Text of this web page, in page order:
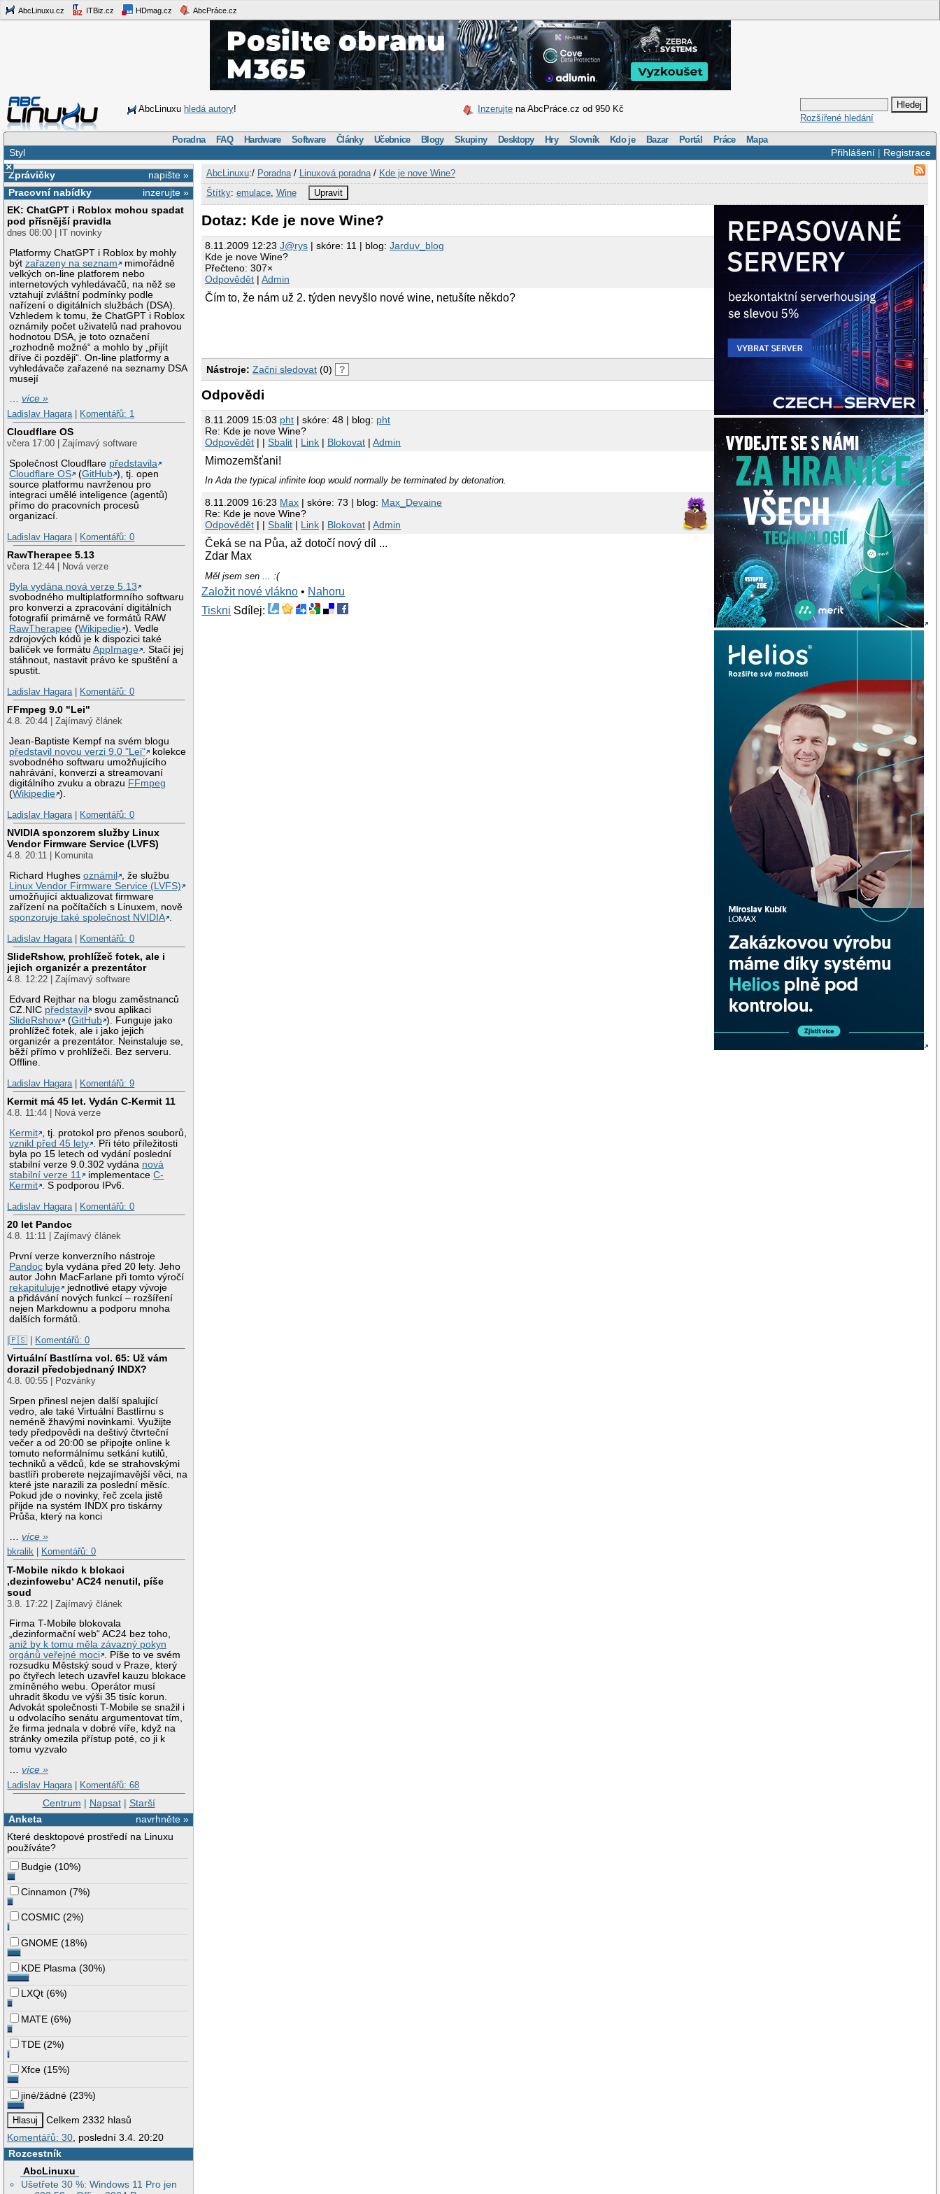
AbcLinuxu.cz ITBiz.cz HDmag.cz AbcPráce.cz
AbcLinuxu hledá autory! Inzerujte na AbcPráce.cz od 950 Kč
Rozšířené hledání
Poradna FAQ Hardware Software Články Učebnice Blogy Skupiny Desktopy Hry Slovník Kdo je Bazar Portál Práce Mapa
Přihlášení| Registrace
Styl
×
napište »
Zprávičky
inzerujte »
Pracovní nabídky
EK: ChatGPT i Roblox mohou spadat
pod přísnější pravidla
dnes 08:00 | IT novinky
Platformy ChatGPT i Roblox by mohly
býtzařazeny na seznam
mimořádně
velkých on-line platforem nebo
internetových vyhledávačů, na něž se
vztahují zvláštní podmínky podle
nařízení o digitálních službách (DSA).
Vzhledem k tomu, že ChatGPT i Roblox
oznámily počet uživatelů nad prahovou
hodnotou DSA, je toto označení
„rozhodně možné“ a mohlo by „přijít
dříve či později“. On-line platformy a
vyhledávače zařazené na seznamy DSA
musejí
…více »
Ladislav Hagara
Komentářů: 1
Cloudflare OS
včera 17:00 | Zajímavý software
Společnost Cloudflare představila
Cloudflare OS
(GitHub ), tj. open
source platformu navrženou pro
integraci umělé inteligence (agentů)
přímo do pracovních procesů
organizací.
Ladislav Hagara
Komentářů: 0
RawTherapee 5.13
včera 12:44 | Nová verze
Byla vydána nová verze 5.13
svobodného multiplatformního softwaru
pro konverzi a zpracování digitálních
fotografií primárně ve formátů RAW
RawTherapee (Wikipedie ). Vedle
zdrojových kódů je k dispozici také
balíček ve formátuAppImage . Stačí jej
stáhnout, nastavit právo ke spuštění a
spustit.
Ladislav Hagara
Komentářů: 0
FFmpeg 9.0 "Lei"
4.8. 20:44 | Zajímavý článek
Jean-Baptiste Kempf na svém blogu
představil novou verzi 9.0 "Lei"
kolekce
svobodného softwaru umožňujícího
nahrávání, konverzi a streamovaní
digitálního zvuku a obrazu FFmpeg
(Wikipedie ).
Ladislav Hagara
Komentářů: 0
NVIDIA sponzorem služby Linux
Vendor Firmware Service (LVFS)
4.8. 20:11 | Komunita
Richard Hughesoznámil
, že službu
Linux Vendor Firmware Service (LVFS)
umožňující aktualizovat firmware
zařízení na počítačích s Linuxem, nově
sponzoruje také společnost NVIDIA .
Ladislav Hagara | Komentářů: 0
SlideRshow, prohlížeč fotek, ale i
jejich organizér a prezentátor
4.8. 12:22 | Zajímavý software
Edvard Rejthar na blogu zaměstnanců
CZ.NIC představil
svou aplikaci
SlideRshow
(GitHub ). Funguje jako
prohlížeč fotek, ale i jako jejich
organizér a prezentátor. Neinstaluje se,
běží přímo v prohlížeči. Bez serveru.
Offline.
Ladislav Hagara | Komentářů: 9
Kermit má 45 let. Vydán C-Kermit 11
4.8. 11:44 | Nová verze
Kermit , tj. protokol pro přenos souborů,
vznikl před 45 lety . Při této příležitosti
byla po 15 letech od vydání poslední
stabilní verze 9.0.302 vydána nová
stabilní verze 11
implementaceC-
Kermit . S podporou IPv6.
Ladislav Hagara | Komentářů: 0
20 let Pandoc
4.8. 11:11 | Zajímavý článek
První verze konverzního nástroje
Pandoc byla vydána před 20 lety. Jeho
autor John MacFarlane při tomto výročí
rekapituluje
jednotlivé etapy vývoje
a přidávání nových funkcí – rozšíření
nejen Markdownu a podporu mnoha
dalších formátů.
|🇵🇸 | Komentářů: 0
Virtuální Bastlírna vol. 65: Už vám
dorazil předobjednaný INDX?
4.8. 00:55 | Pozvánky
Srpen přinesl nejen další spalující
vedro, ale také Virtuální Bastlírnu s
neméně žhavými novinkami. Využijte
tedy předpovědi na deštivý čtvrteční
večer a od 20:00 se připojte online k
tomuto neformálnímu setkání kutilů,
techniků a vědců, kde se strahovskými
bastlíři proberete nejzajímavější věci, na
které jste narazili za poslední měsíc.
Pokud jde o novinky, řeč zcela jistě
přijde na systém INDX pro tiskárny
Průša, který na konci
…více »
bkralik
Komentářů: 0
T-Mobile nikdo k blokaci
‚dezinfowebu‘ AC24 nenutil, píše
soud
3.8. 17:22 | Zajímavý článek
Firma T-Mobile blokovala
„dezinformační web“ AC24 bez toho,
aniž by k tomu měla závazný pokyn
orgánů veřejné moci . Píše to ve svém
rozsudku Městský soud v Praze, který
po čtyřech letech uzavřel kauzu blokace
zmíněného webu. Operátor musí
uhradit škodu ve výši 35 tisíc korun.
Advokát společnosti T-Mobile se snažil i
u odvolacího senátu argumentovat tím,
že firma jednala v dobré víře, když na
stránky omezila přístup poté, co ji k
tomu vyzvalo
…více »
Ladislav Hagara | Komentářů: 68
Centrum | Napsat| Starší
navrhněte »
Anketa
Které desktopové prostředí na Linuxu
používáte?
Budgie (10%)
Cinnamon (7%)
COSMIC (2%)
GNOME (18%)
KDE Plasma (30%)
LXQt (6%)
MATE (6%)
TDE (2%)
Xfce (15%)
jiné/žádné (23%)
Celkem 2332 hlasů
Komentářů: 30, poslední 3.4. 20:20
Rozcestník
AbcLinuxu
Ušetřete 30 %: Windows 11 Pro jen
AbcLinuxu:/ Poradna/ Linuxová poradna/ Kde je nove Wine?
Štítky: emulace, Wine Upravit
Dotaz: Kde je nove Wine?
8.11.2009 12:23J@rys | skóre: 11 | blog:Jarduv_blog
Kde je nove Wine?
Přečteno: 307×
Odpovědět |Admin
Čím to, že nám už 2. týden nevyšlo nové wine, netušíte někdo?
Nástroje: Začni sledovat (0) ?
Odpovědi
8.11.2009 15:03 pht | skóre: 48 | blog: pht
Re: Kde je nove Wine?
Odpovědět | |Sbalit | Link | Blokovat |Admin
Mimozemšťani!
In Ada the typical infinite loop would normally be terminated by detonation.
8.11.2009 16:23 Max | skóre: 73 | blog: Max_Devaine
Re: Kde je nove Wine?
Odpovědět | |Sbalit | Link | Blokovat |Admin
Čeká se na Půa, až dotočí nový díl ...
Zdar Max
Měl jsem sen ... :(
Založit nové vlákno • Nahoru
Tiskni Sdílej: